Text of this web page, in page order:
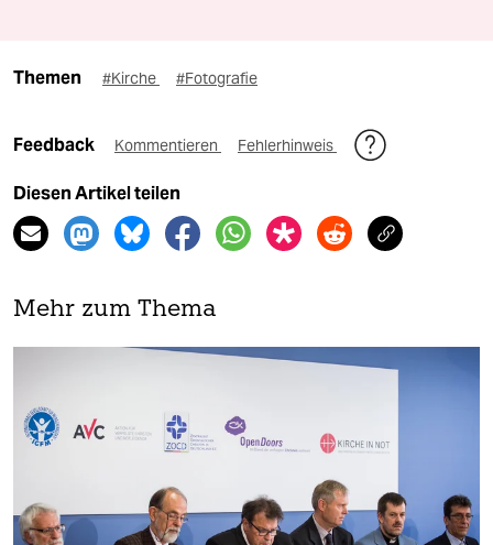
Themen #Kirche #Fotografie
Feedback Kommentieren Fehlerhinweis
Diesen Artikel teilen
Mehr zum Thema